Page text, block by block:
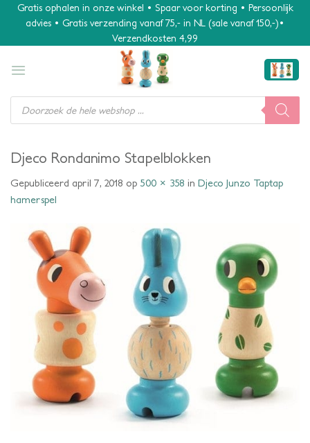
Gratis ophalen in onze winkel • Spaar voor korting • Persoonlijk
advies • Gratis verzending vanaf 75,- in NL (sale vanaf 150,-)•
Verzendkosten 4,99
Producten
zoeken
Djeco Rondanimo Stapelblokken
Gepubliceerd april 7, 2018 op 500 × 358 in Djeco Junzo Taptap
hamerspel